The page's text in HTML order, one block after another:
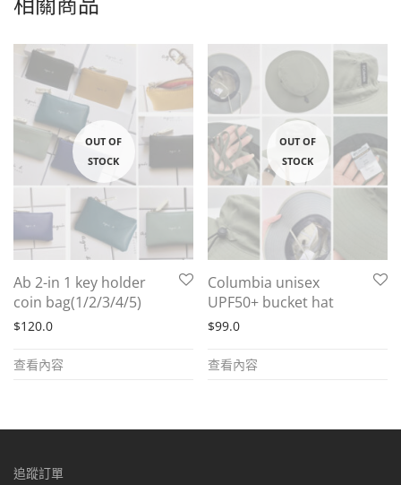
Ab 2-in 1 key holder
coin bag(1/2/3/4/5)
$120.0
查看內容
Columbia unisex
UPF50+ bucket hat
$99.0
查看內容
追蹤訂單